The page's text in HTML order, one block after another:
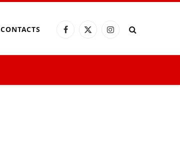
CONTACTS Facebook
X
Instagram